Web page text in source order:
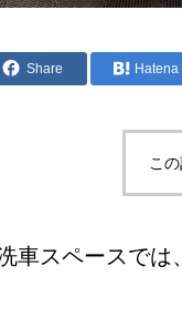
Share Hatena
こ
車スペースでは、